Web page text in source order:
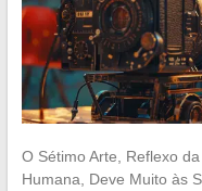
O Sétimo Arte, Reflexo
Humana, Deve Muito às